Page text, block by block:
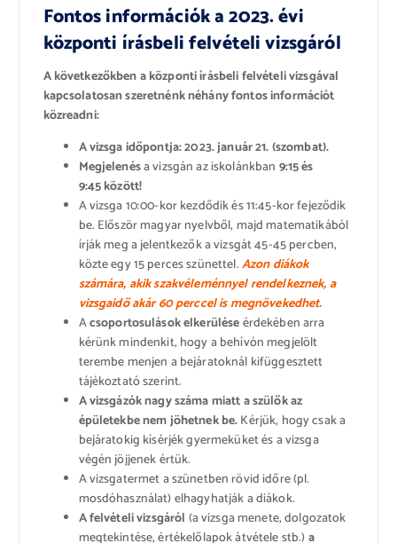
Fontos információk a 2023. évi
központi írásbeli felvételi vizsgáról
A következőkben a központi írásbeli felvételi vizsgával
kapcsolatosan szeretnénk néhány fontos információt
közreadni:
A vizsga időpontja: 2023.január 21. (szombat).
Megjelenésa vizsgán az iskolánkban 9:15 és
9:45 között!
A vizsga 10:00-kor kezdődik és 11:45-kor fejeződik
be. Először magyar nyelvből, majd matematikából
írják meg a jelentkezők a vizsgát 45-45 percben,
közte egy 15 perces szünettel.Azon diákok
számára, akik szakvéleménnyel rendelkeznek, a
vizsgaidő akár 60 perccel is megnövekedhet.
Acsoportosulások elkerüléseérdekében arra
kérünk mindenkit, hogy a behívón megjelölt
terembe menjen a bejáratoknál kifüggesztett
tájékoztató szerint.
A vizsgázók nagy száma miatt a szülők az
épületekbe nem jöhetnek be.Kérjük, hogy csak a
bejáratokig kísérjék gyermeküket és a vizsga
végén jöjjenek értük.
A vizsgatermet a szünetben rövid időre (pl.
mosdóhasználat) elhagyhatják a diákok.
A felvételi vizsgáról (a vizsga menete, dolgozatok
megtekintése, értékelőlapok átvétele stb.)a